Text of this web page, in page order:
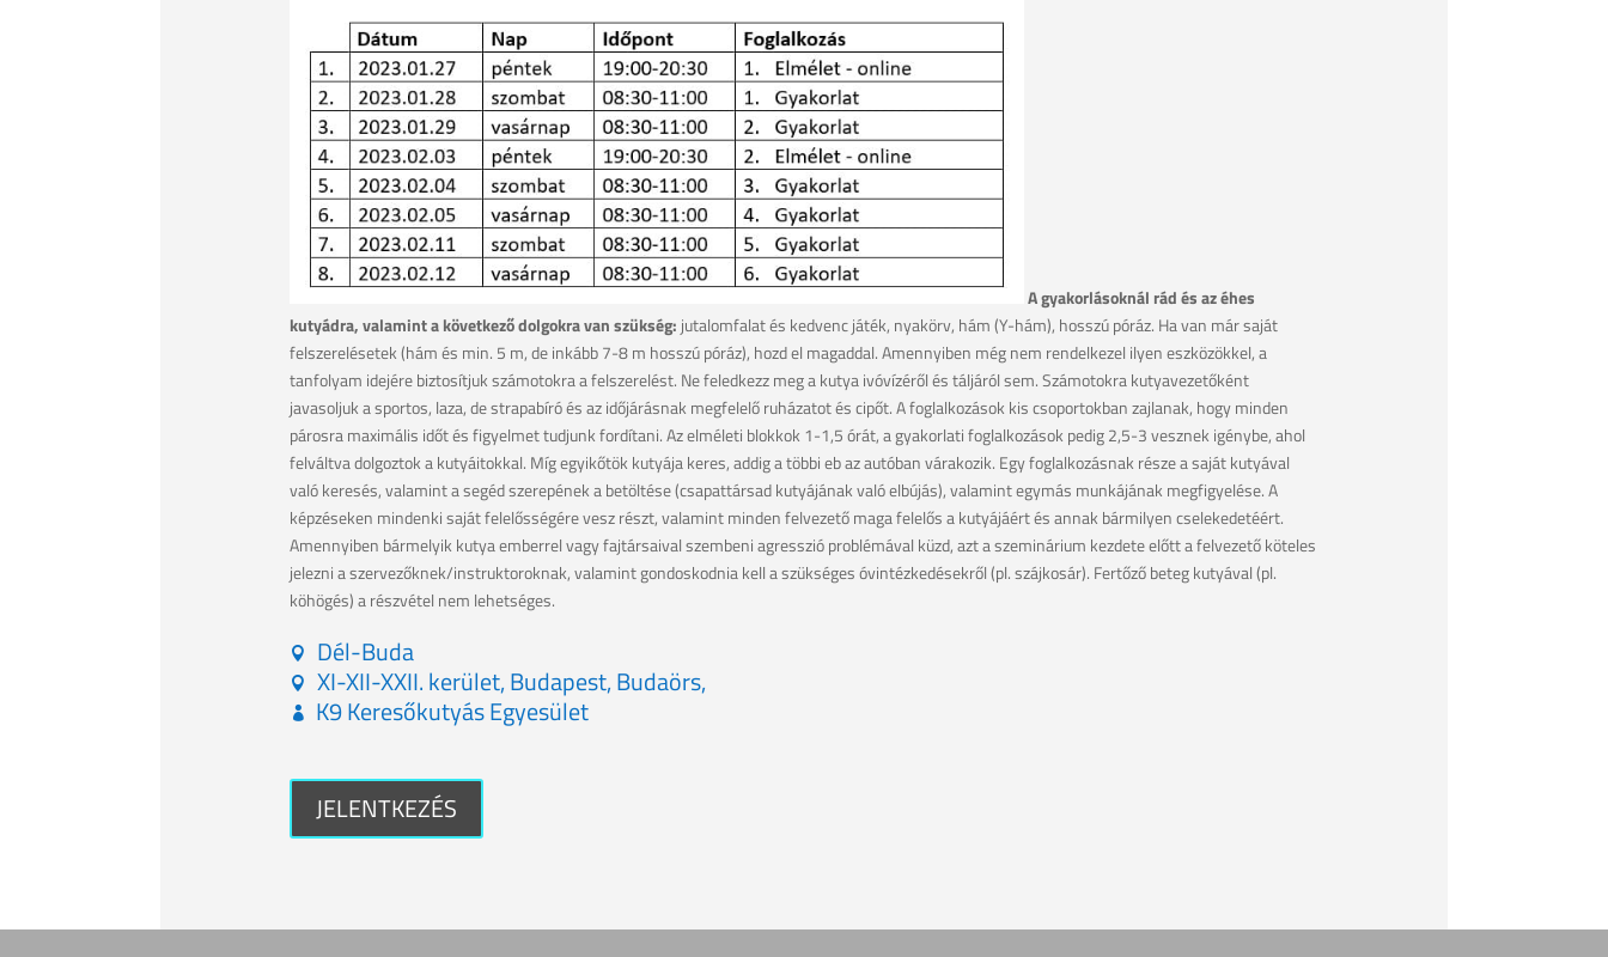
A gyakorlásoknál rád és az éhes
kutyádra, valamint a következő dolgokra van szükség: jutalomfalat és kedvenc játék, nyakörv, hám (Y-hám), hosszú póráz. Ha van már saját
felszerelésetek (hám és min. 5 m, de inkább 7-8 m hosszú póráz), hozd el magaddal. Amennyiben még nem rendelkezel ilyen eszközökkel, a
tanfolyam idejére biztosítjuk számotokra a felszerelést. Ne feledkezz meg a kutya ivóvízéről és táljáról sem. Számotokra kutyavezetőként
javasoljuk a sportos, laza, de strapabíró és az időjárásnak megfelelő ruházatot és cipőt. A foglalkozások kis csoportokban zajlanak, hogy minden
párosra maximális időt és figyelmet tudjunk fordítani. Az elméleti blokkok 1-1,5 órát, a gyakorlati foglalkozások pedig 2,5-3 vesznek igénybe, ahol
felváltva dolgoztok a kutyáitokkal. Míg egyikőtök kutyája keres, addig a többi eb az autóban várakozik. Egy foglalkozásnak része a saját kutyával
való keresés, valamint a segéd szerepének a betöltése (csapattársad kutyájának való elbújás), valamint egymás munkájának megfigyelése. A
képzéseken mindenki saját felelősségére vesz részt, valamint minden felvezető maga felelős a kutyájáért és annak bármilyen cselekedetéért.
Amennyiben bármelyik kutya emberrel vagy fajtársaival szembeni agresszió problémával küzd, azt a szeminárium kezdete előtt a felvezető köteles
jelezni a szervezőknek/instruktoroknak, valamint gondoskodnia kell a szükséges óvintézkedésekről (pl. szájkosár). Fertőző beteg kutyával (pl.
köhögés) a részvétel nem lehetséges.
Dél-Buda
XI-XII-XXII. kerület, Budapest, Budaörs,
K9 Keresőkutyás Egyesület
JELENTKEZÉS